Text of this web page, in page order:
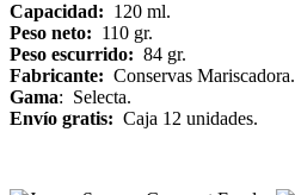
Capacidad: 120 ml.
Peso neto: 110 gr.
Peso escurrido: 84 gr.
Fabricante: Conservas Mariscadora.
Gama: Selecta.
Envío gratis: Caja 12 unidades.